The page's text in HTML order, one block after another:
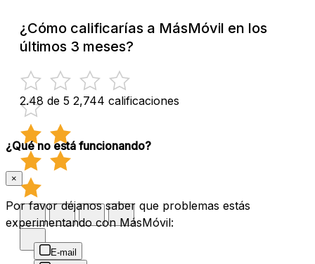
¿Cómo calificarías a MásMóvil en los
últimos 3 meses?
2.48 de 5 2,744 calificaciones
¿Qué no está funcionando?
×
Por favor déjanos saber que problemas estás
experimentando con MásMóvil:
E-mail